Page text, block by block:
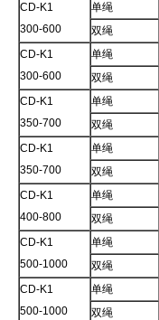
CD-K1
300-600
单绳
双绳
CD-K1
300-600
单绳
双绳
CD-K1
350-700
单绳
双绳
CD-K1
350-700
单绳
双绳
CD-K1
400-800
单绳
双绳
CD-K1
500-1000
单绳
双绳
CD-K1
500-1000
单绳
双绳